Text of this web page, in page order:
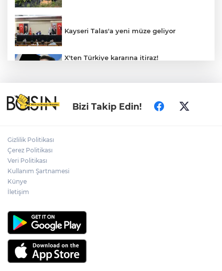
Kayseri Talas'a yeni müze geliyor
X'ten Türkiye kararına itiraz!
mahkemeye taşındı
İzmir Bornova’da tarım ve dayanışma
Bizi Takip Edin!
Gizlilik Politikası
Çerez Politikası
Veri Politikası
Kullanım Şartnamesi
Künye
İletişim